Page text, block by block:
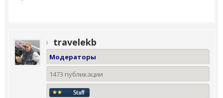
travelekb
Модераторы
1473 публикации